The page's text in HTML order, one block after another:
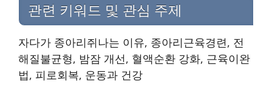
관련 키워드 및 관심 주제
자다가 종아리쥐나는 이유, 종아리근육경련, 전
해질불균형, 밤잠 개선, 혈액순환 강화, 근육이완
법, 피로회복, 운동과 건강